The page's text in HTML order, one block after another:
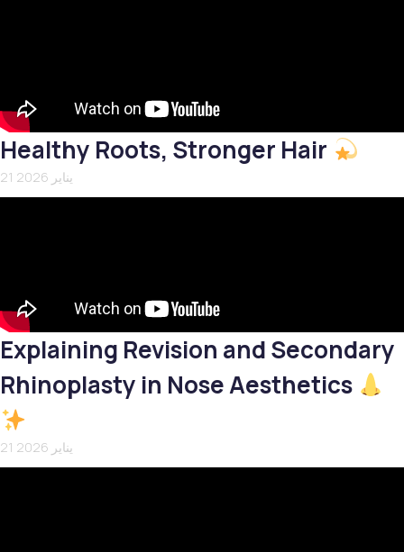
Healthy Roots, Stronger Hair
21 يناير 2026
Explaining Revision and Secondary
Rhinoplasty in Nose Aesthetics
21 يناير 2026